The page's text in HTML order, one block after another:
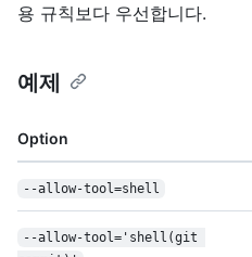
용 규칙보다 우선합니다.
예제
Option
--allow-tool=shell
--allow-tool='shell(git